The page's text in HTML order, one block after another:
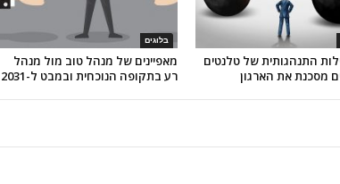
בלוגים
מאפיינים של מנהל טוב מול מנהל
רע בתקופה הנוכחית ובמבט ל-2031
התנהגותית של טלנטים
מסכנת את הארגון